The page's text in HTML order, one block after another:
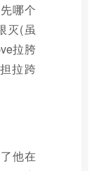
哪个
灭(虽
拉胯
拉跨
他在